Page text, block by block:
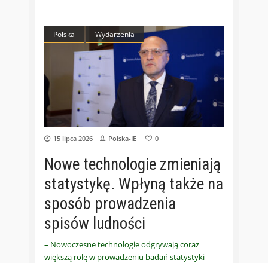
Polska Wydarzenia
15 lipca 2026 Polska-IE 0
Nowe technologie zmieniają
statystykę. Wpłyną także na
sposób prowadzenia
spisów ludności
– Nowoczesne technologie odgrywają coraz
większą rolę w prowadzeniu badań statystyki